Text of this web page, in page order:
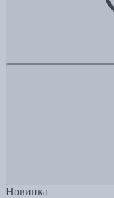
Новинка